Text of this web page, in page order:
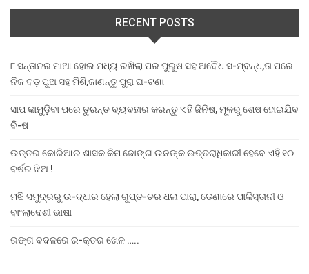
RECENT POSTS
୮ ସନ୍ତାନର ମାଆ ହୋଇ ମଧ୍ୟ ରଖିଲା ପର ପୁରୁଷ ସହ ଅବୈଧ ସ-ମ୍ବନ୍ଧ,ତା ପରେ
ନିଜ ବଡ଼ ପୁଅ ସହ ମିଶି,ଜାଣନ୍ତୁ ପୁରା ଘ-ଟଣା
ସାପ କାମୁଡ଼ିବା ପରେ ତୁରନ୍ତ ବ୍ୟବହାର କରନ୍ତୁ ଏହି ଜିନିଷ, ମୂଳରୁ ଶେଷ ହୋଇଯିବ
ବି-ଷ
ଉତ୍ତର କୋରିଆର ଶାସକ କିମ ଜୋଙ୍ଗ ଉନଙ୍କ ଉତ୍ତରାଧିକାରୀ ହେବେ ଏହି ୧୦
ବର୍ଷର ଝିଅ !
ମଝି ସମୁଦ୍ରରୁ ଉ-ଦ୍ଧାର ହେଲା ଗୁପ୍ତ-ଚର ଧଳା ପାରା, ଡେଣାରେ ପାକିସ୍ତାନୀ ଓ
ବାଂଲାଦେଶୀ ଭାଷା
ରଙ୍ଗ ବଦଳରେ ର-କ୍ତର ଖେଳ …..